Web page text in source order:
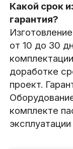
Какой срок
гарантия?
от 10 до 30
доработке
проект.
комплекте